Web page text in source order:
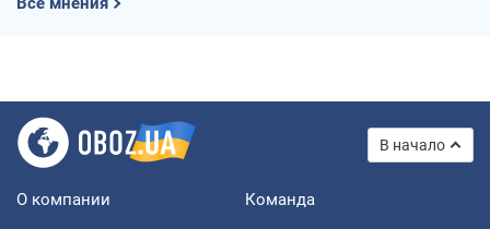
В начало
О компании Команда